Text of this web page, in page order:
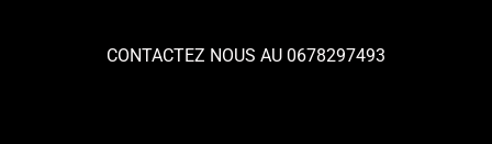
CONTACTEZ NOUS AU 0678297493